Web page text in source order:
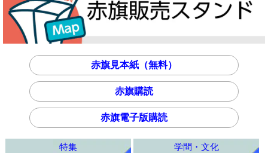
赤旗見本紙（無料）
赤旗購読
赤旗電子版購読
特集
学問・文化